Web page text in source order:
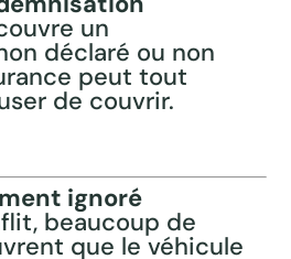
un
déclaré ou non
peut tout
de couvrir.
ignoré
beaucoup de
que le véhicule